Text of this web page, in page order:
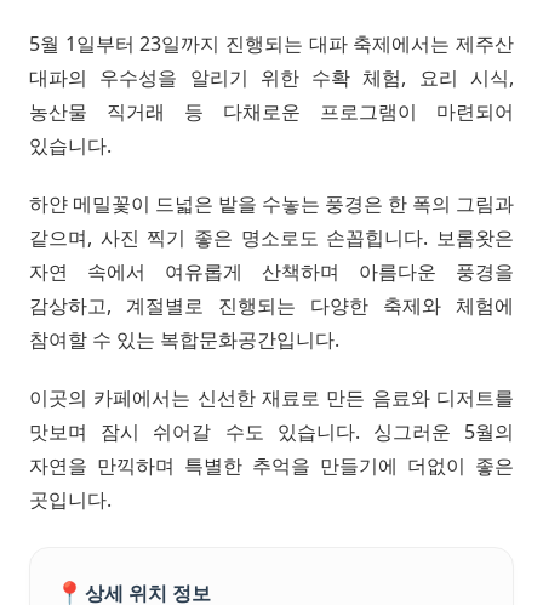
5월 1일부터 23일까지 진행되는 대파 축제에서는 제주산
대파의 우수성을 알리기 위한 수확 체험, 요리 시식,
농산물 직거래 등 다채로운 프로그램이 마련되어
있습니다.
하얀 메밀꽃이 드넓은 밭을 수놓는 풍경은 한 폭의 그림과
같으며, 사진 찍기 좋은 명소로도 손꼽힙니다. 보롬왓은
자연 속에서 여유롭게 산책하며 아름다운 풍경을
감상하고, 계절별로 진행되는 다양한 축제와 체험에
참여할 수 있는 복합문화공간입니다.
이곳의 카페에서는 신선한 재료로 만든 음료와 디저트를
맛보며 잠시 쉬어갈 수도 있습니다. 싱그러운 5월의
자연을 만끽하며 특별한 추억을 만들기에 더없이 좋은
곳입니다.
📍 상세 위치 정보